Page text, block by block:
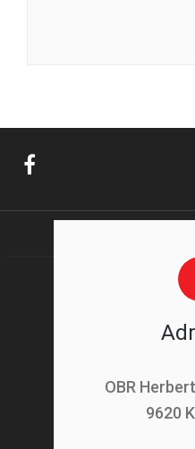
OBR
9620